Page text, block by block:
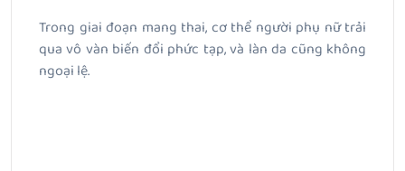
Trong giai đoạn mang thai, cơ thể người phụ nữ trải
qua vô vàn biến đổi phức tạp, và làn da cũng không
ngoại lệ.